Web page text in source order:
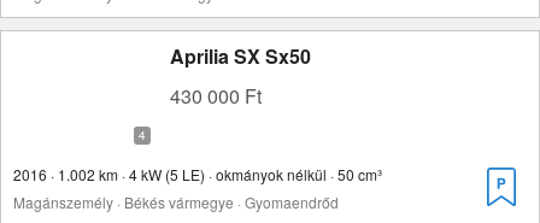
Aprilia SX Sx50
430 000 Ft
2016 · 1.002 km · 4 kW (5 LE) · okmányok nélkül · 50 cm³
Magánszemély · Békés vármegye · Gyomaendrőd